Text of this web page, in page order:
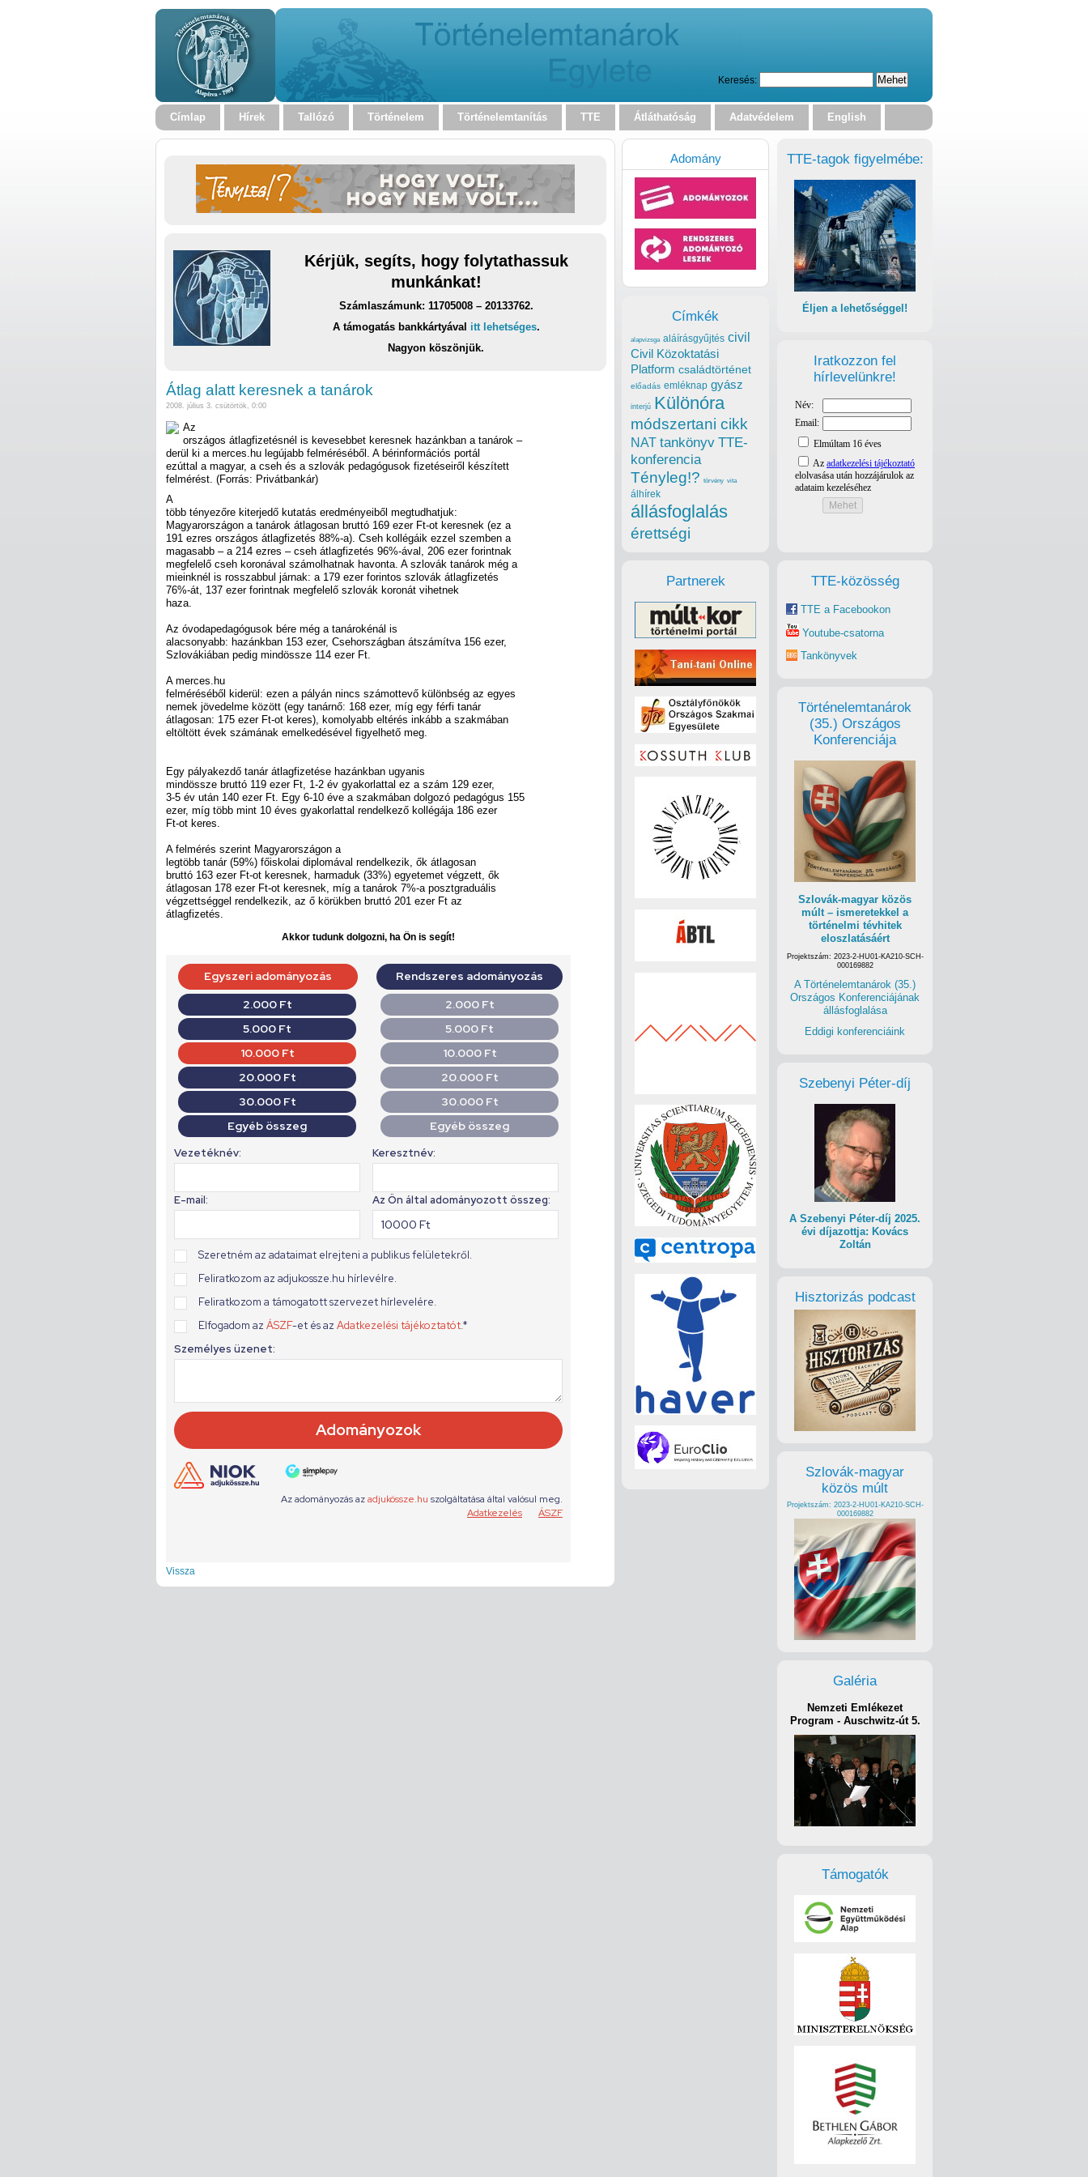
Keresés:
Címlap Hírek Tallózó Történelem Történelemtanítás TTE Átláthatóság Adatvédelem English
Kérjük, segíts, hogy folytathassuk
munkánkat!
Számlaszámunk: 11705008 – 20133762.
A támogatás bankkártyával itt lehetséges.
Nagyon köszönjük.
Átlag alatt keresnek a tanárok
2008. július 3. csütörtök, 0:00
Az
országos átlagfizetésnél is kevesebbet keresnek hazánkban a tanárok –
derül ki a merces.hu legújabb felméréséből. A bérinformációs portál
ezúttal a magyar, a cseh és a szlovák pedagógusok fizetéseiről készített
felmérést. (Forrás: Privátbankár)
A
több tényezőre kiterjedő kutatás eredményeiből megtudhatjuk:
Magyarországon a tanárok átlagosan bruttó 169 ezer Ft-ot keresnek (ez a
191 ezres országos átlagfizetés 88%-a). Cseh kollégáik ezzel szemben a
magasabb – a 214 ezres – cseh átlagfizetés 96%-ával, 206 ezer forintnak
megfelelő cseh koronával számolhatnak havonta. A szlovák tanárok még a
mieinknél is rosszabbul járnak: a 179 ezer forintos szlovák átlagfizetés
76%-át, 137 ezer forintnak megfelelő szlovák koronát vihetnek
haza.
Az óvodapedagógusok bére még a tanárokénál is
alacsonyabb: hazánkban 153 ezer, Csehországban átszámítva 156 ezer,
Szlovákiában pedig mindössze 114 ezer Ft.
A merces.hu
felméréséből kiderül: ezen a pályán nincs számottevő különbség az egyes
nemek jövedelme között (egy tanárnő: 168 ezer, míg egy férfi tanár
átlagosan: 175 ezer Ft-ot keres), komolyabb eltérés inkább a szakmában
eltöltött évek számának emelkedésével figyelhető meg.
Egy pályakezdő tanár átlagfizetése hazánkban ugyanis
mindössze bruttó 119 ezer Ft, 1-2 év gyakorlattal ez a szám 129 ezer,
3-5 év után 140 ezer Ft. Egy 6-10 éve a szakmában dolgozó pedagógus 155
ezer, míg több mint 10 éves gyakorlattal rendelkező kollégája 186 ezer
Ft-ot keres.
A felmérés szerint Magyarországon a
legtöbb tanár (59%) főiskolai diplomával rendelkezik, ők átlagosan
bruttó 163 ezer Ft-ot keresnek, harmaduk (33%) egyetemet végzett, ők
átlagosan 178 ezer Ft-ot keresnek, míg a tanárok 7%-a posztgraduális
végzettséggel rendelkezik, az ő körükben bruttó 201 ezer Ft az
átlagfizetés.
Akkor tudunk dolgozni, ha Ön is segít!
Vissza
TTE-tagok figyelmébe:
Éljen a lehetőséggel!
Iratkozzon fel
hírlevelünkre!
TTE-közösség
TTE a Facebookon
Youtube-csatorna
Tankönyvek
Történelemtanárok
(35.) Országos
Konferenciája
Szlovák-magyar közös
múlt – ismeretekkel a
történelmi tévhitek
eloszlatásáért
Projektszám: 2023-2-HU01-KA210-SCH-
000169882
A Történelemtanárok (35.)
Országos Konferenciájának
állásfoglalása
Eddigi konferenciáink
Szebenyi Péter-díj
A Szebenyi Péter-díj 2025.
évi díjazottja: Kovács
Zoltán
Hisztorizás podcast
Szlovák-magyar
közös múlt
Projektszám: 2023-2-HU01-KA210-SCH-
000169882
Galéria
Nemzeti Emlékezet
Program - Auschwitz-út 5.
Támogatók
Adomány
Címkék
alapvizsga aláírásgyűjtés civil
Civil Közoktatási
Platform családtörténet
előadás emléknap gyász
interjú Különóra
módszertani cikk
NAT tankönyv TTE-
konferencia
Tényleg!? törvény vita
álhírek
állásfoglalás
érettségi
Partnerek